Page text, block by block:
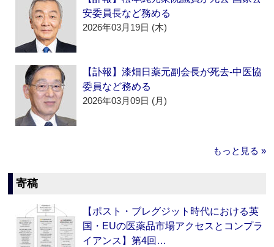
安委員長など務める
2026年03月19日 (木)
【訃報】漆畑日薬元副会長が死去‐中医協
委員など務める
2026年03月09日 (月)
もっと見る »
寄稿
【ポスト・ブレグジット時代における英
国・EUの医薬品市場アクセスとコンプラ
イアンス】第4回…